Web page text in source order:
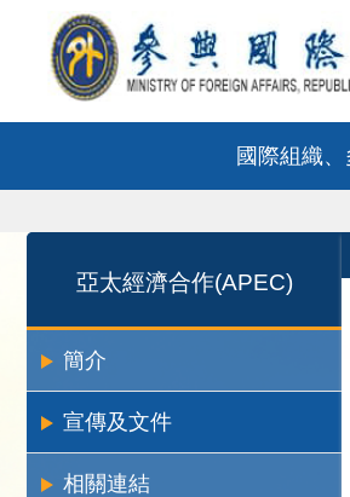
跳到主要內容區塊
國際組織
:::
亞太經濟合作(APEC)
簡介
宣傳及文件
相關連結